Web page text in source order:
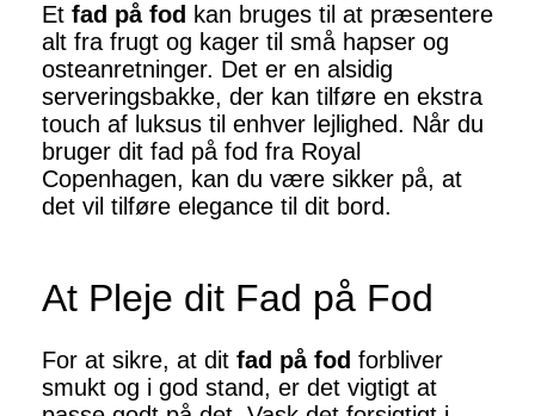
Et fad på fod kan bruges til at præsentere
alt fra frugt og kager til små hapser og
osteanretninger. Det er en alsidig
serveringsbakke, der kan tilføre en ekstra
touch af luksus til enhver lejlighed. Når du
bruger dit fad på fod fra Royal
Copenhagen, kan du være sikker på, at
det vil tilføre elegance til dit bord.
At Pleje dit Fad på Fod
For at sikre, at dit fad på fod forbliver
smukt og i god stand, er det vigtigt at